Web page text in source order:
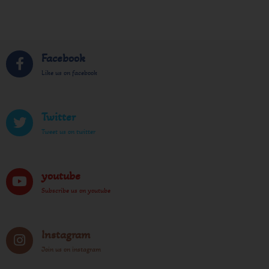
Facebook
Like us on facebook
Twitter
Tweet us on twitter
youtube
Subscribe us on youtube
Instagram
Join us on instagram